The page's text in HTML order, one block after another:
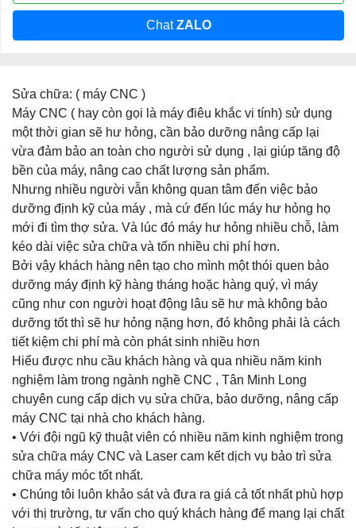
ChatZALO
Sửa chữa: ( máy CNC )
Máy CNC ( hay còn gọi là máy điêu khắc vi tính) sử dụng
một thời gian sẽ hư hỏng, cần bảo dưỡng nâng cấp lại
vừa đảm bảo an toàn cho người sử dụng , lại giúp tăng độ
bền của máy, nâng cao chất lượng sản phẩm.
Nhưng nhiều người vẫn không quan tâm đến việc bảo
dưỡng định kỹ của máy , mà cứ đến lúc máy hư hỏng họ
mới đi tìm thợ sửa. Và lúc đó máy hư hỏng nhiều chỗ, làm
kéo dài việc sửa chữa và tốn nhiều chi phí hơn.
Bởi vậy khách hàng nên tạo cho mình một thói quen bảo
dưỡng máy định kỹ hàng tháng hoặc hàng quý, vì máy
cũng như con người hoạt động lâu sẽ hư mà không bảo
dưỡng tốt thì sẽ hư hỏng nặng hơn, đó không phải là cách
tiết kiệm chi phí mà còn phát sinh nhiều hơn
Hiểu được nhu cầu khách hàng và qua nhiều năm kinh
nghiệm làm trong ngành nghề CNC , Tân Minh Long
chuyên cung cấp dịch vụ sửa chữa, bảo dưỡng, nâng cấp
máy CNC tại nhà cho khách hàng.
• Với đội ngũ kỹ thuật viên có nhiều năm kinh nghiệm trong
sửa chữa máy CNC và Laser cam kết dịch vụ bảo trì sửa
chữa máy móc tốt nhất.
• Chúng tôi luôn khảo sát và đưa ra giá cả tốt nhất phù hợp
với thị trường, tư vấn cho quý khách hàng để mang lại chất